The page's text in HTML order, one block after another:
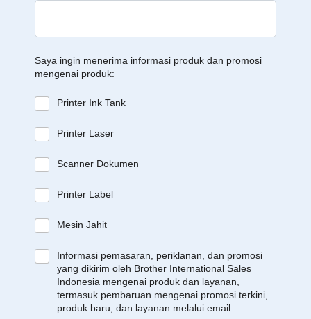
Saya ingin menerima informasi produk dan promosi
mengenai produk:
Printer Ink Tank
Printer Laser
Scanner Dokumen
Printer Label
Mesin Jahit
Informasi pemasaran, periklanan, dan promosi
yang dikirim oleh Brother International Sales
Indonesia mengenai produk dan layanan,
termasuk pembaruan mengenai promosi terkini,
produk baru, dan layanan melalui email.